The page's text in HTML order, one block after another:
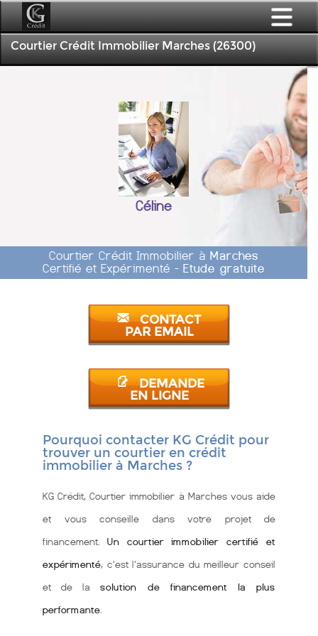
Courtier Crédit Immobilier Marches (26300)
Céline
Courtier Crédit Immobilier à Marches
Certifié et Expérimenté - Etude gratuite
CONTACT
PAR EMAIL
DEMANDE
EN LIGNE
Pourquoi contacter KG Crédit pour
trouver un courtier en crédit
immobilier à Marches ?
KG Crédit, Courtier immobilier à Marches vous aide
et vous conseille dans votre projet de
financement. Un courtier immobilier certifié et
expérimenté, c'est l'assurance du meilleur conseil
et de lasolution de financement la plus
performante